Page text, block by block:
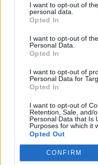
I want to opt-out of
personal data.
Opted In
I want to opt-out of
Personal Data.
Opted In
I want to opt-out of
Personal Data for
Opted In
I want to opt-out of
Retention, Sale, and/
Personal Data that Is
Purposes for which it
Opted Out
CONFIRM
LOS
RESISTEN
Curiosamente, los
del mercado. Los 20
España han visto
un 4 % en el último
conjunto total.